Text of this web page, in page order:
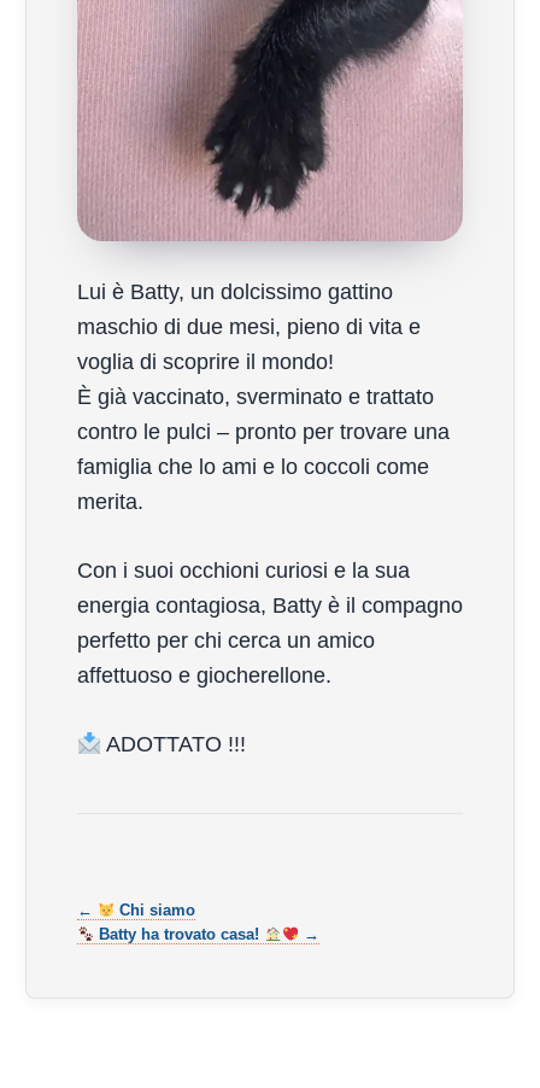
Lui è Batty, un dolcissimo gattino
maschio di due mesi, pieno di vita e
voglia di scoprire il mondo!
È già vaccinato, sverminato e trattato
contro le pulci – pronto per trovare una
famiglia che lo ami e lo coccoli come
merita.
Con i suoi occhioni curiosi e la sua
energia contagiosa, Batty è il compagno
perfetto per chi cerca un amico
affettuoso e giocherellone.
ADOTTATO !!!
←
Chi siamo
Batty ha trovato casa!
→